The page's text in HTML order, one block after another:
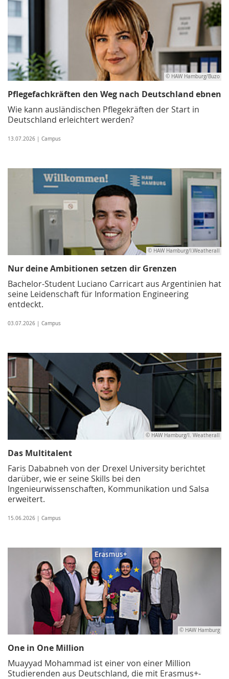
© HAW Hamburg/Buzo
Pflegefachkräften den Weg nach Deutschland ebnen
Wie kann ausländischen Pflegekräften der Start in
Deutschland erleichtert werden?
13.07.2026 | Campus
© HAW Hamburg/I.Weatherall
Nur deine Ambitionen setzen dir Grenzen
Bachelor-Student Luciano Carricart aus Argentinien hat
seine Leidenschaft für Information Engineering
entdeckt.
03.07.2026 | Campus
© HAW Hamburg/I. Weatherall
Das Multitalent
Faris Dababneh von der Drexel University berichtet
darüber, wie er seine Skills bei den
Ingenieurwissenschaften, Kommunikation und Salsa
erweitert.
15.06.2026 | Campus
© HAW Hamburg
One in One Million
Muayyad Mohammad ist einer von einer Million
Studierenden aus Deutschland, die mit Erasmus+-